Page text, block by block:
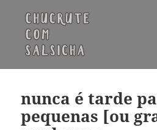
nunca é tarde
pequenas [ou